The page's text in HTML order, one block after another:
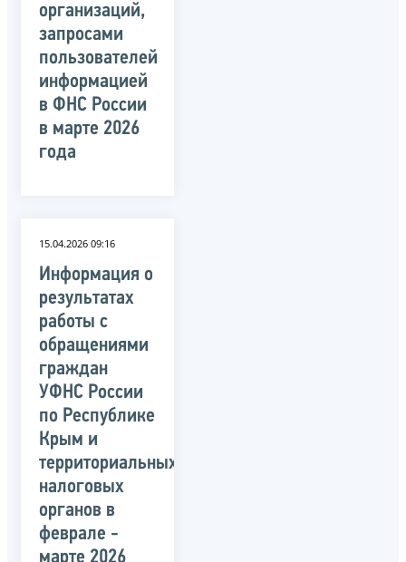
организаций,
запросами
пользователей
информацией
в ФНС России
в марте 2026
года
15.04.2026 09:16
Информация о
результатах
работы с
обращениями
граждан
УФНС России
по Республике
Крым и
территориальных
налоговых
органов в
феврале -